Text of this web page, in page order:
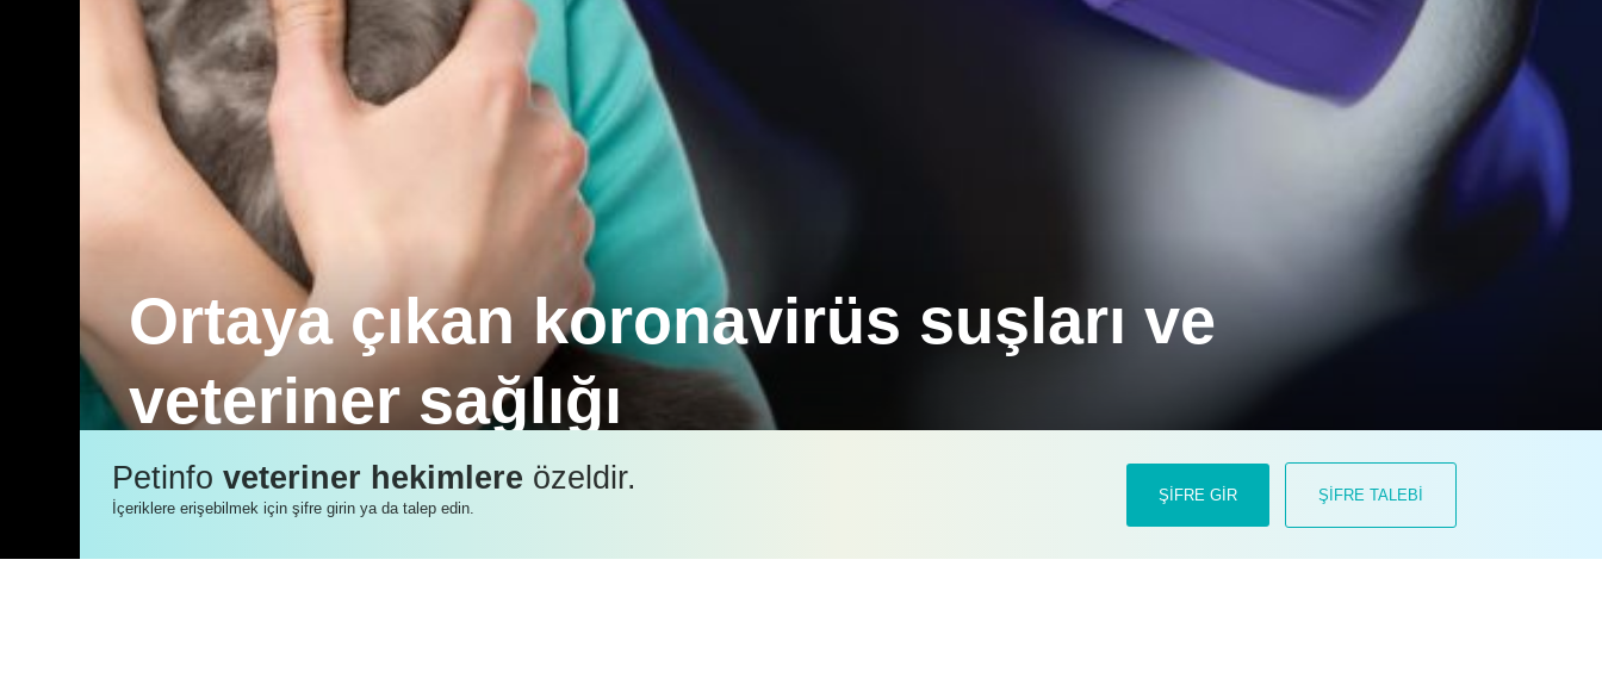
Ortaya çıkan koronavirüs suşları ve
veteriner sağlığı
IDEXX, evcil hayvanlarda kullanılmak üzere özel olarak geliştirdiği SARS-CoV-2 (COVID-19) RealPCR Testi* ile takiplere
başladı ve bugüne kadar, SARS-CoV-2 için test edilen tüm örnekler negatif!
Petinfoveteriner hekimlere özeldir.
İçeriklere erişebilmek için şifre girin ya da talep edin.
ŞİFRE GİR ŞİFRE TALEBİ